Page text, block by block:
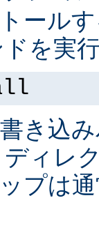
ール
を実
き込
ィレ
プは